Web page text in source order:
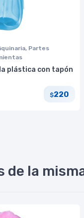
Partes
plástica con tapón
$220
de la